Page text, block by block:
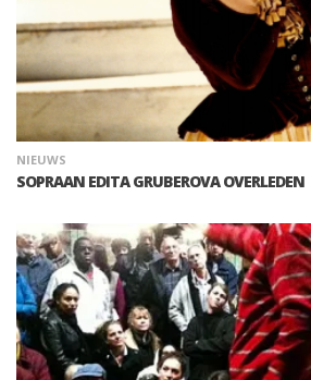
NIEUWS
SOPRAAN EDITA GRUBEROVA OVERLEDEN